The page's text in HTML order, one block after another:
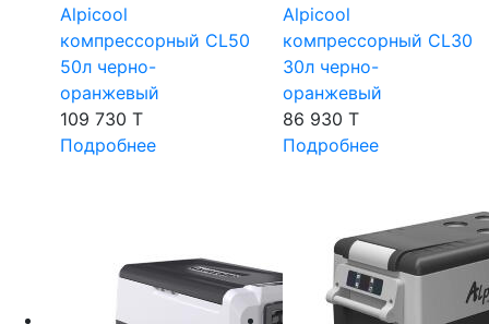
Alpicool
компрессорный CL50
50л черно-
оранжевый
109 730 T
Подробнее
Alpicool
компрессорный CL30
30л черно-
оранжевый
86 930 T
Подробнее